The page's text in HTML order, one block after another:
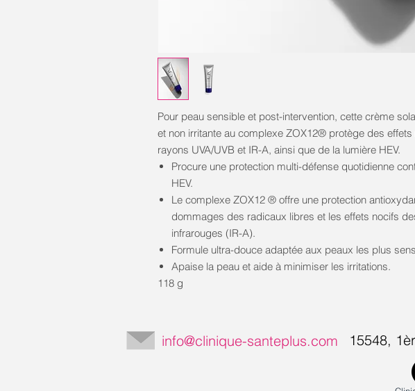
Pour peau sensible et post-intervention, cette crème
et non irritante au complexe ZOX12® protège des
rayons UVA/UVB et IR-A, ainsi que de la lumière HEV.
Procure une protection multi-défense quotidienne
HEV.
Le complexe ZOX12 ® offre une protection
dommages des radicaux libres et les effets nocifs
infrarouges (IR-A).
Formule ultra-douce adaptée aux peaux les plus
Apaise la peau et aide à minimiser les irritations.
118 g
info@clinique-santeplus.com 15548,